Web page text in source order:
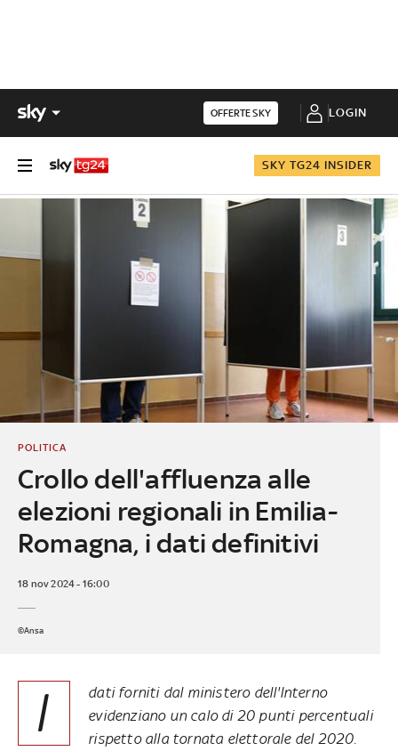
OFFERTE SKY LOGIN
SKY TG24 INSIDER
Crollo dell'affluenza alle
elezioni regionali in Emilia-
Romagna, i dati definitivi
POLITICA
18 nov 2024 - 16:00
©Ansa
I
dati forniti dal ministero dell'Interno
evidenziano un calo di 20 punti percentuali
rispetto alla tornata elettorale del 2020.